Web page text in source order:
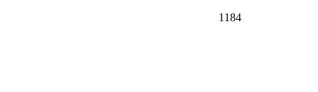
1184